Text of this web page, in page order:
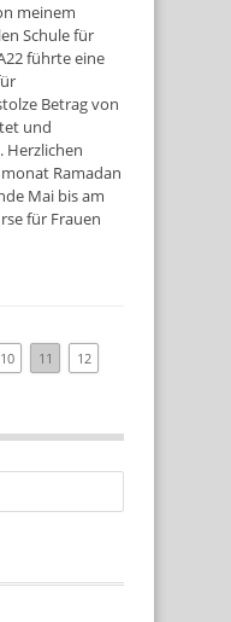
meinem
Schule für
führte eine
Betrag von
und
Herzlichen
Ramadan
Mai bis am
für Frauen
10 11
12